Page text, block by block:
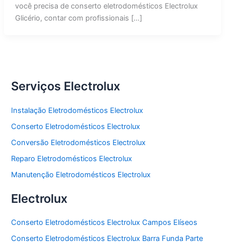
você precisa de conserto eletrodomésticos Electrolux
Glicério, contar com profissionais […]
Serviços Electrolux
Instalação Eletrodomésticos Electrolux
Conserto Eletrodomésticos Electrolux
Conversão Eletrodomésticos Electrolux
Reparo Eletrodomésticos Electrolux
Manutenção Eletrodomésticos Electrolux
Electrolux
Conserto Eletrodomésticos Electrolux Campos Elíseos
Conserto Eletrodomésticos Electrolux Barra Funda Parte